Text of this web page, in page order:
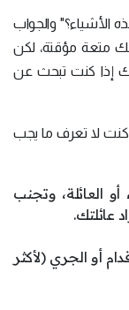
الأشياء؟" والجواب
متعة مؤقتة، لكن
إذا كنت تبحث عن
كنت لا تعرف ما يجب
العائلة، وتجنب
عائلتك.
أو الجري (لأكثر